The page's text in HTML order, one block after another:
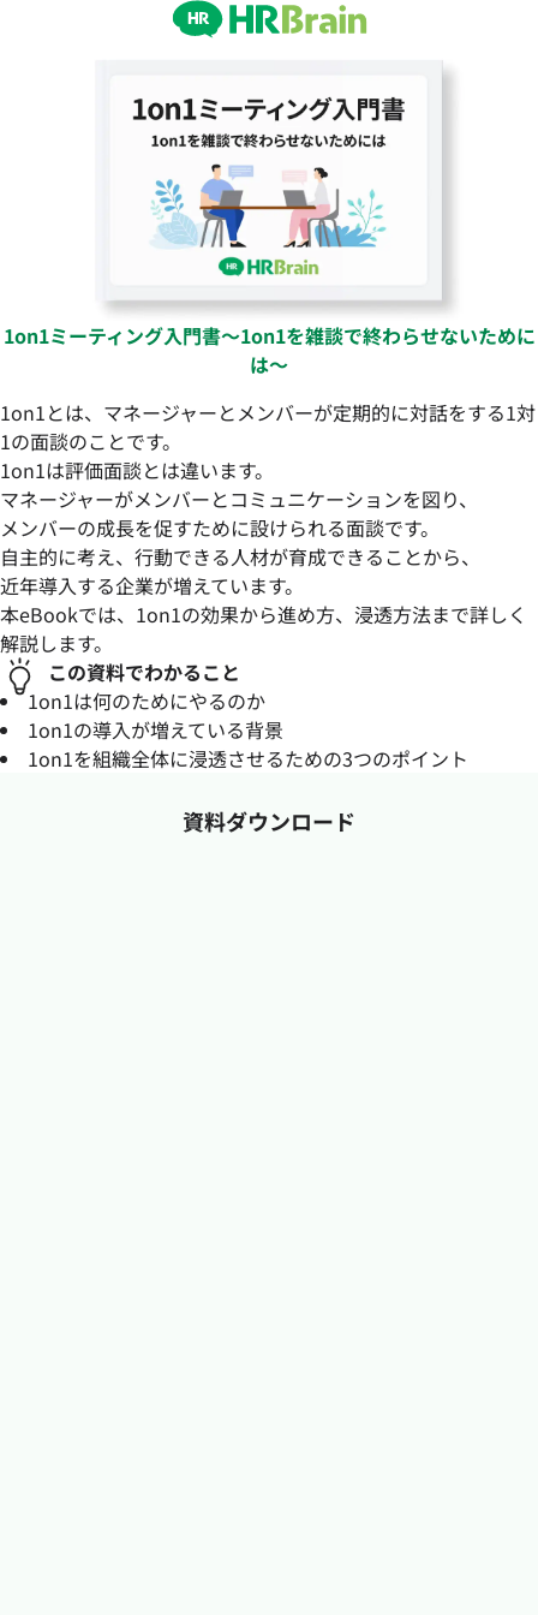
1on1ミーティング入門書〜1on1を雑談で終わらせないために
は〜
1on1とは、マネージャーとメンバーが定期的に対話をする1対
1の面談のことです。
1on1は評価面談とは違います。
マネージャーがメンバーとコミュニケーションを図り、
メンバーの成長を促すために設けられる面談です。
自主的に考え、行動できる人材が育成できることから、
近年導入する企業が増えています。
本eBookでは、1on1の効果から進め方、浸透方法まで詳しく
解説します。
この資料でわかること
1on1は何のためにやるのか
1on1の導入が増えている背景
1on1を組織全体に浸透させるための3つのポイント
資料ダウンロード